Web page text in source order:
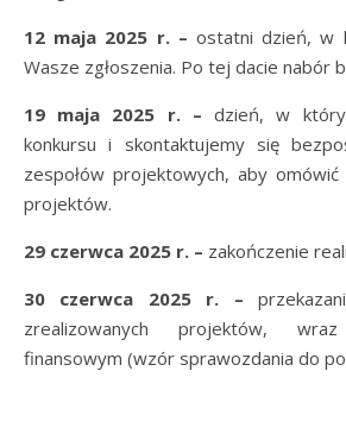
12 maja 2025 r. – ostatni dzień, w
Wasze zgłoszenia. Po tej dacie nabór
19 maja 2025 r. –dzień, w
konkursu i skontaktujemy się
zespołów projektowych, aby omówić
projektów.
29 czerwca 2025 r. – zakończenie
30 czerwca 2025 r.
–
zrealizowanych projektów,
finansowym (wzór sprawozdania do